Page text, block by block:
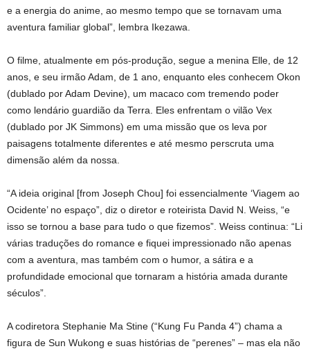
e a energia do anime, ao mesmo tempo que se tornavam uma
aventura familiar global”, lembra Ikezawa.
O filme, atualmente em pós-produção, segue a menina Elle, de 12
anos, e seu irmão Adam, de 1 ano, enquanto eles conhecem Okon
(dublado por Adam Devine), um macaco com tremendo poder
como lendário guardião da Terra. Eles enfrentam o vilão Vex
(dublado por JK Simmons) em uma missão que os leva por
paisagens totalmente diferentes e até mesmo perscruta uma
dimensão além da nossa.
“A ideia original [from Joseph Chou] foi essencialmente ‘Viagem ao
Ocidente’ no espaço”, diz o diretor e roteirista David N. Weiss, “e
isso se tornou a base para tudo o que fizemos”. Weiss continua: “Li
várias traduções do romance e fiquei impressionado não apenas
com a aventura, mas também com o humor, a sátira e a
profundidade emocional que tornaram a história amada durante
séculos”.
A codiretora Stephanie Ma Stine (“Kung Fu Panda 4”) chama a
figura de Sun Wukong e suas histórias de “perenes” – mas ela não